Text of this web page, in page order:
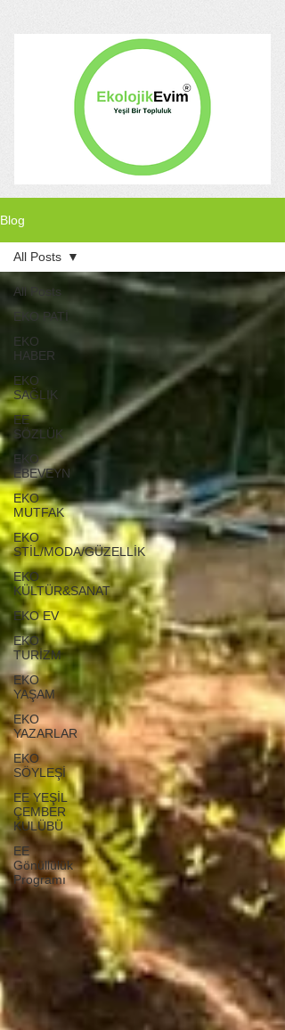
Blog
All Posts
EKO PATİ
EKO
HABER
EKO
SAĞLIK
EE
SÖZLÜK
EKO
EBEVEYN
EKO
MUTFAK
EKO
STİL/MODA/GÜZELLİK
EKO
KÜLTÜR&SANAT
EKO EV
EKO
TURİZM
EKO
YAŞAM
EKO
YAZARLAR
EKO
SÖYLEŞİ
EE YEŞİL
ÇEMBER
KULÜBÜ
EE
Gönüllülük
Programı
All Posts